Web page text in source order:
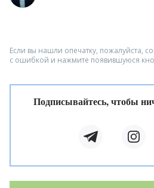
Если вы нашли опечатку, пожалуйста,
с ошибкой и нажмите появившуюся
Подписывайтесь, чтобы